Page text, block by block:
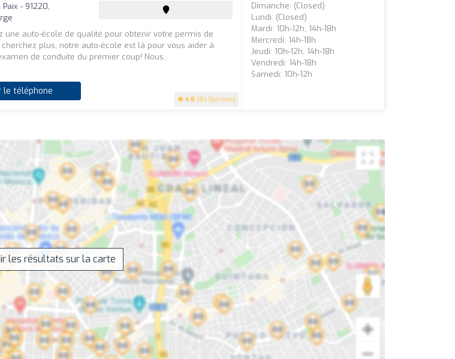
4.8 (84 Opinions)
- 91220,
une auto-école de qualité pour obtenir votre permis de
cherchez plus, notre auto-école est là pour vous aider à
de conduite du premier coup! Nous...
le téléphone
Dimanche: (closed)
Lundi: (closed)
Mardi: 10h-12h, 14h-18h
Mercredi: 14h-18h
Jeudi: 10h-12h, 14h-18h
Vendredi: 14h-18h
Samedi: 10h-12h
les résultats sur la carte